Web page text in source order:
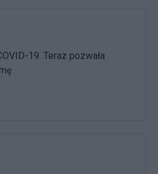
19. Teraz pozwała